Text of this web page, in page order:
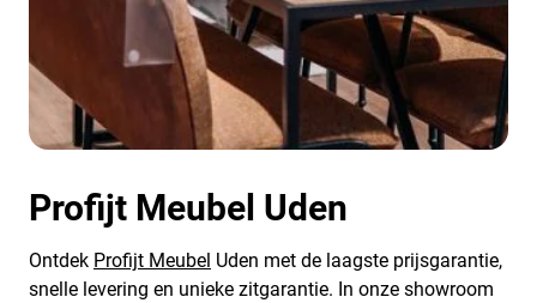
Profijt Meubel Uden
Ontdek Profijt Meubel Uden met de laagste prijsgarantie,
snelle levering en unieke zitgarantie. In onze showroom